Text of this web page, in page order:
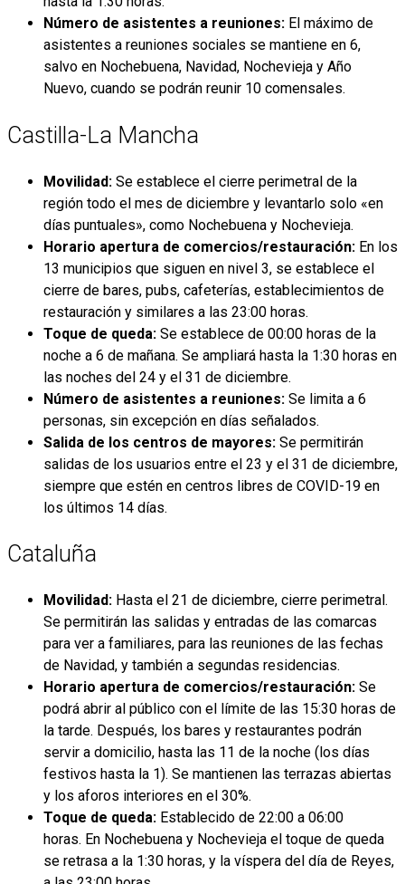
Número de asistentes a reuniones: El máximo de
asistentes a reuniones sociales se mantiene en 6,
salvo en Nochebuena, Navidad, Nochevieja y Año
Nuevo, cuando se podrán reunir 10 comensales.
Castilla-La Mancha
Movilidad: Se establece el cierre perimetral de la
región todo el mes de diciembre y levantarlo solo «en
días puntuales», como Nochebuena y Nochevieja.
Horario apertura de comercios/restauración: En los
13 municipios que siguen en nivel 3, se establece el
cierre de bares, pubs, cafeterías, establecimientos de
restauración y similares a las 23:00 horas.
Toque de queda: Se establece de 00:00 horas de la
noche a 6 de mañana. Se ampliará hasta la 1:30 horas en
las noches del 24 y el 31 de diciembre.
Número de asistentes a reuniones: Se limita a 6
personas, sin excepción en días señalados.
Salida de los centros de mayores: Se permitirán
salidas de los usuarios entre el 23 y el 31 de diciembre,
siempre que estén en centros libres de COVID-19 en
los últimos 14 días.
Cataluña
Movilidad: Hasta el 21 de diciembre, cierre perimetral.
Se permitirán las salidas y entradas de las comarcas
para ver a familiares, para las reuniones de las fechas
de Navidad, y también a segundas residencias.
Horario apertura de comercios/restauración: Se
podrá abrir al público con el límite de las 15:30 horas de
la tarde. Después, los bares y restaurantes podrán
servir a domicilio, hasta las 11 de la noche (los días
festivos hasta la 1). Se mantienen las terrazas abiertas
y los aforos interiores en el 30%.
Toque de queda: Establecido de 22:00 a 06:00
horas. En Nochebuena y Nochevieja el toque de queda
se retrasa a la 1:30 horas, y la víspera del día de Reyes,